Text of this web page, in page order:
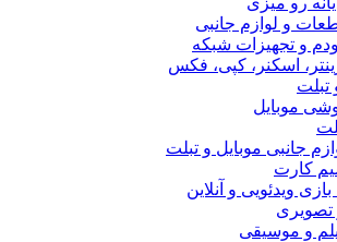
و لوازم جانبی
و تجهیزات شبکه
اسکنر، کپی، فکس
تبلت
موبایل
جانبی موبایل و تبلت
کارت
ویدئویی و آنلاین
و موسیقی